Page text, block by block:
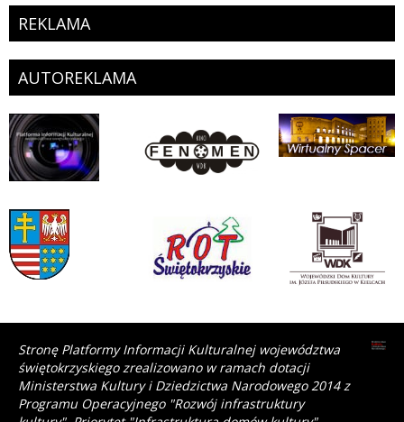
REKLAMA
AUTOREKLAMA
Stronę Platformy Informacji Kulturalnej województwa
świętokrzyskiego zrealizowano w ramach dotacji
Ministerstwa Kultury i Dziedzictwa Narodowego 2014 z
Programu Operacyjnego "Rozwój infrastruktury